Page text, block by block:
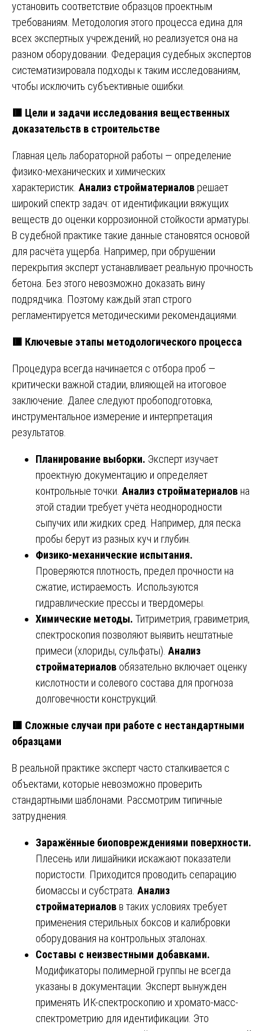
установить соответствие образцов проектным
требованиям. Методология этого процесса едина для
всех экспертных учреждений, но реализуется она на
разном оборудовании. Федерация судебных экспертов
систематизировала подходы к таким исследованиям,
чтобы исключить субъективные ошибки.
🟥 Цели и задачи исследования вещественных
доказательств в строительстве
Главная цель лабораторной работы — определение
физико-механических и химических
характеристик. Анализ стройматериалов решает
широкий спектр задач: от идентификации вяжущих
веществ до оценки коррозионной стойкости арматуры.
В судебной практике такие данные становятся основой
для расчёта ущерба. Например, при обрушении
перекрытия эксперт устанавливает реальную прочность
бетона. Без этого невозможно доказать вину
подрядчика. Поэтому каждый этап строго
регламентируется методическими рекомендациями.
🟥 Ключевые этапы методологического процесса
Процедура всегда начинается с отбора проб —
критически важной стадии, влияющей на итоговое
заключение. Далее следуют пробоподготовка,
инструментальное измерение и интерпретация
результатов.
Планирование выборки. Эксперт изучает
проектную документацию и определяет
контрольные точки. Анализ стройматериалов на
этой стадии требует учёта неоднородности
сыпучих или жидких сред. Например, для песка
пробы берут из разных куч и глубин.
Физико-механические испытания.
Проверяются плотность, предел прочности на
сжатие, истираемость. Используются
гидравлические прессы и твердомеры.
Химические методы. Титриметрия, гравиметрия,
спектроскопия позволяют выявить нештатные
примеси (хлориды, сульфаты). Анализ
стройматериалов обязательно включает оценку
кислотности и солевого состава для прогноза
долговечности конструкций.
🟥 Сложные случаи при работе с нестандартными
образцами
В реальной практике эксперт часто сталкивается с
объектами, которые невозможно проверить
стандартными шаблонами. Рассмотрим типичные
затруднения.
Заражённые биоповреждениями поверхности.
Плесень или лишайники искажают показатели
пористости. Приходится проводить сепарацию
биомассы и субстрата. Анализ
стройматериалов в таких условиях требует
применения стерильных боксов и калибровки
оборудования на контрольных эталонах.
Составы с неизвестными добавками.
Модификаторы полимерной группы не всегда
указаны в документации. Эксперт вынужден
применять ИК-спектроскопию и хромато-масс-
спектрометрию для идентификации. Это